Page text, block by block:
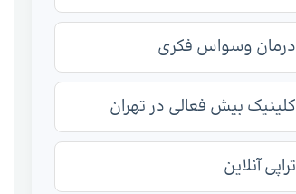
درمان وسواس فکری
کلینیک بیش فعالی در تهران
تراپی آنلاین